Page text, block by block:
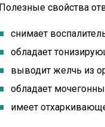
Полезные свойства
снимает
обладает
выводит желчь из
обладает
имеет